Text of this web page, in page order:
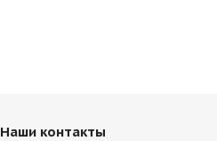
Наши контакты